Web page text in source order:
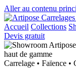
Aller au contenu
Accueil Collections
Devis gratuit
Carrelage • Faïence •